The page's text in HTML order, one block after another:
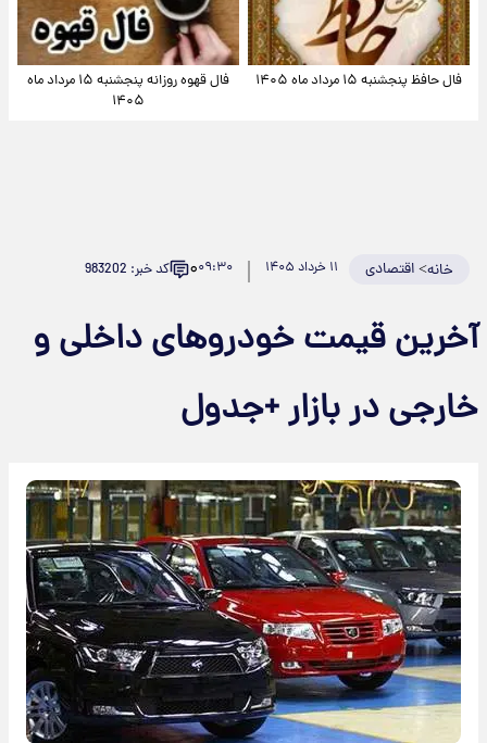
فال حافظ پنجشنبه ۱۵ مرداد ماه ۱۴۰۵
فال قهوه روزانه پنجشنبه ۱۵ مرداد ماه
۱۴۰۵
خانه>اقتصادی ۱۱ خرداد ۱۴۰۵ ۰۹:۳۰۰ کد خبر: 983202
آخرین قیمت خودروهای داخلی و
خارجی در بازار +جدول